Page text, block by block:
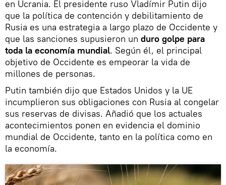
en Ucrania. El presidente ruso Vladímir Putin dijo
que la política de contención y debilitamiento de
Rusia es una estrategia a largo plazo de Occidente y
que las sanciones supusieron un duro golpe para
toda la economía mundial. Según él, el principal
objetivo de Occidente es empeorar la vida de
millones de personas.
Putin también dijo que Estados Unidos y la UE
incumplieron sus obligaciones con Rusia al congelar
sus reservas de divisas. Añadió que los actuales
acontecimientos ponen en evidencia el dominio
mundial de Occidente, tanto en la política como en
la economía.